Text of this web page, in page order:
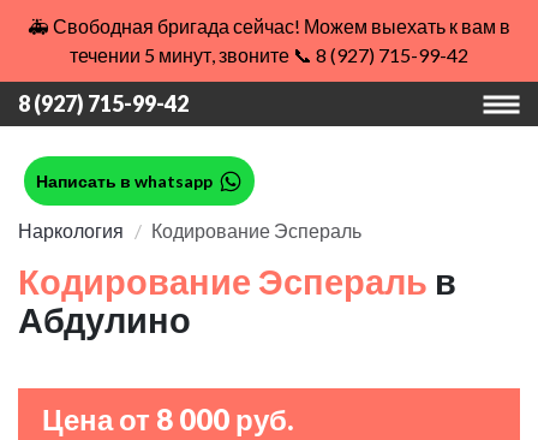
🚑 Свободная бригада сейчас! Можем выехать к вам в
течении 5 минут, звоните 📞 8 (927) 715-99-42
8 (927) 715-99-42
Написать в whatsapp
Наркология Кодирование Эспераль
Кодирование Эспераль в
Абдулино
Цена от 8 000 руб.